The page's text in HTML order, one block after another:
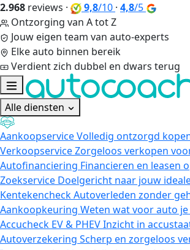
2.968 reviews · 9,8/10 · 4,8/5
Ontzorging van A tot Z
Jouw eigen team van auto-experts
Elke auto binnen bereik
Verdient zich dubbel en dwars terug
Alle diensten
AankoopserviceVolledig ontzorgd
VerkoopserviceZorgeloos verkopen
Autofinanciering Financieren en leasen
Zoekservice Doelgericht naar jouw
KentekencheckAutoverleden zonder
Aankoopkeuring Weten wat voor auto
Accucheck EV & PHEVInzicht in
Autoverzekering Scherp en zorgeloos